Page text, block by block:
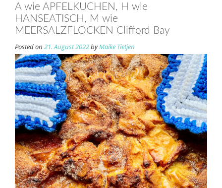
A wie APFELKUCHEN, H wie
HANSEATISCH, M wie
MEERSALZFLOCKEN Clifford Bay
Posted on 21. August 2022byMaike Tietjen